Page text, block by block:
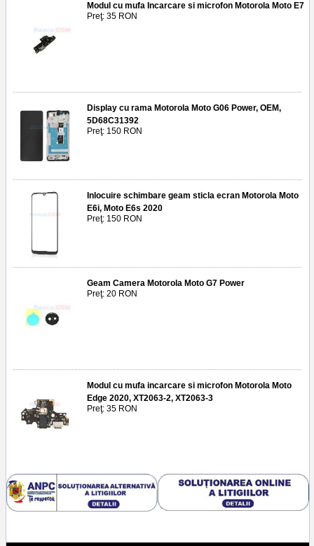
Modul cu mufa Incarcare si microfon Motorola Moto E7
Preţ: 35 RON
Display cu rama Motorola Moto G06 Power, OEM,
5D68C31392
Preţ: 150 RON
Inlocuire schimbare geam sticla ecran Motorola Moto
E6i, Moto E6s 2020
Preţ: 150 RON
Geam Camera Motorola Moto G7 Power
Preţ: 20 RON
Modul cu mufa incarcare si microfon Motorola Moto
Edge 2020, XT2063-2, XT2063-3
Preţ: 35 RON